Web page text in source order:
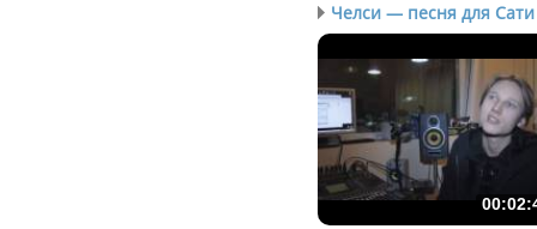
Челси — песня для Сати